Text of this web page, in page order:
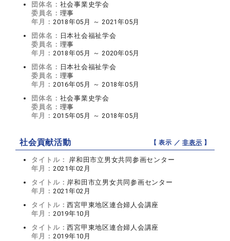
団体名： 社会事業史学会
委員名： 理事
年月： 2018年05月 ～ 2021年05月
団体名： 日本社会福祉学会
委員名： 理事
年月： 2018年05月 ～ 2020年05月
団体名： 日本社会福祉学会
委員名： 理事
年月： 2016年05月 ～ 2018年05月
団体名： 社会事業史学会
委員名： 理事
年月： 2015年05月 ～ 2018年05月
社会貢献活動 【 表示 ／非表示 】
タイトル：
岸和田市立男女共同参画センター
年月： 2021年02月
タイトル： 岸和田市立男女共同参画センター
年月： 2021年02月
タイトル：西宮甲東地区連合婦人会講座
年月： 2019年10月
タイトル：西宮甲東地区連合婦人会講座
年月： 2019年10月